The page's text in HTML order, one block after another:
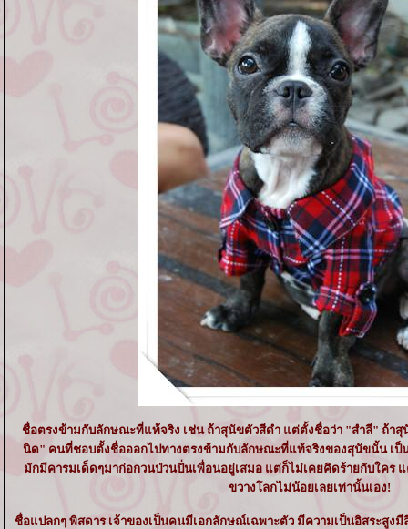
ชื่อตรงข้ามกับลักษณะที่แท้จริง เช่น ถ้าสุนัขตัวสีดำ แต่ตั้งชื่อว่า "สำลี" ถ้า
นิด" คนที่ชอบตั้งชื่อออกไปทางตรงข้ามกับลักษณะที่แท้จริงของสุนัขนั้น เ
มักมีคารมเด็ดๆมาก่อกวนป่วนปั่นเพื่อนอยู่เสมอ แต่ก็ไม่เคยคิดร้ายกับใคร
ขวางโลกไม่น้อยเลยเท่านั้นเอง!
ชื่อแปลกๆ พิสดาร เจ้าของเป็นคนมีเอกลักษณ์เฉพาะตัว มีความเป็นอิสระสูง